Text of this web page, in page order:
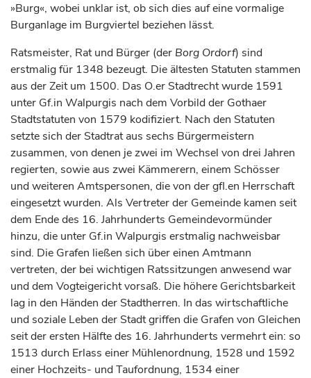
»Burg«, wobei unklar ist, ob sich dies auf eine vormalige
Burganlage im Burgviertel beziehen lässt.
Ratsmeister, Rat und Bürger (der Borg Ordorf) sind
erstmalig für 1348 bezeugt. Die ältesten Statuten stammen
aus der Zeit um 1500. Das O.er Stadtrecht wurde 1591
unter Gf.in Walpurgis nach dem Vorbild der Gothaer
Stadtstatuten von 1579 kodifiziert. Nach den Statuten
setzte sich der Stadtrat aus sechs Bürgermeistern
zusammen, von denen je zwei im Wechsel von drei Jahren
regierten, sowie aus zwei Kämmerern, einem Schösser
und weiteren Amtspersonen, die von der gfl.en Herrschaft
eingesetzt wurden. Als Vertreter der Gemeinde kamen seit
dem Ende des 16. Jahrhunderts Gemeindevormünder
hinzu, die unter Gf.in Walpurgis erstmalig nachweisbar
sind. Die Grafen ließen sich über einen Amtmann
vertreten, der bei wichtigen Ratssitzungen anwesend war
und dem Vogteigericht vorsaß. Die höhere Gerichtsbarkeit
lag in den Händen der Stadtherren. In das wirtschaftliche
und soziale Leben der Stadt griffen die Grafen von Gleichen
seit der ersten Hälfte des 16. Jahrhunderts vermehrt ein: so
1513 durch Erlass einer Mühlenordnung, 1528 und 1592
einer Hochzeits- und Taufordnung, 1534 einer